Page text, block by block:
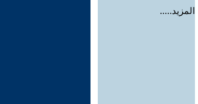
المزيد.....